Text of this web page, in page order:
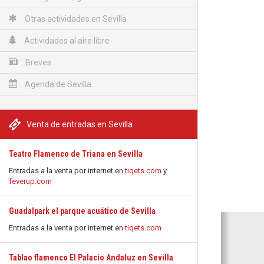
Otras actividades en Sevilla
Actividades al aire libre
Breves
Agenda de Sevilla
Venta de entradas en Sevilla
Teatro Flamenco de Triana en Sevilla
Entradas a la venta por internet entiqets.com y
feverup.com
Guadalpark el parque acuático de Sevilla
Entradas a la venta por internet entiqets.com
Tablao flamenco El Palacio Andaluz en Sevilla